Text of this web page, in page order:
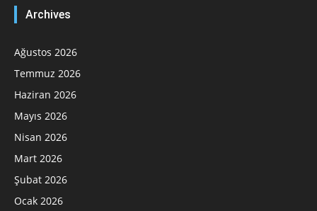
Archives
Ağustos 2026
Temmuz 2026
Haziran 2026
Mayıs 2026
Nisan 2026
Mart 2026
Şubat 2026
Ocak 2026